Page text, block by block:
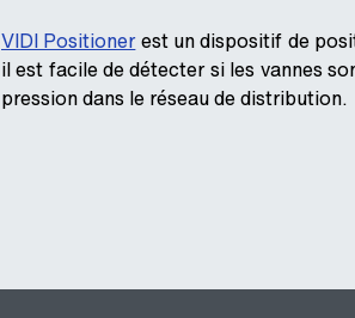
VIDI Positionerest un dispositif de
il est facile de détecter si les vannes
pression dans le réseau de distribution.